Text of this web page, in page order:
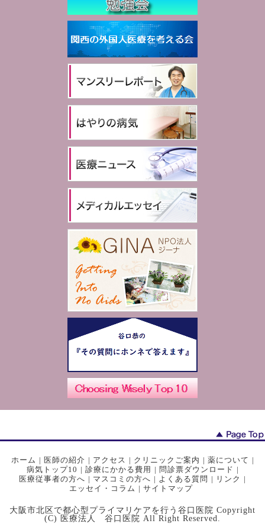
ホーム | 医師の紹介 | アクセス | クリニックご案内 | 薬について |
病気トップ10 | 診療にかかる費用 | 問診票ダウンロード |
医療従事者の方へ | マスコミの方へ | よくある質問 | リンク |
エッセイ・コラム | サイトマップ
大阪市北区で都心型プライマリケアを行う谷口医院 Copyright
(C) 医療法人 谷口医院 All Right Reserved.